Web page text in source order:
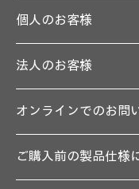
個人のお客様
法人のお客様
オンラインでのお問
ご購入前の製品仕様